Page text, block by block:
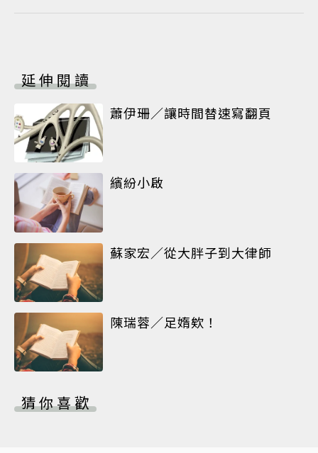
延伸閱讀
蕭伊珊／讓時間替速寫翻頁
繽紛小啟
蘇家宏／從大胖子到大律師
陳瑞蓉／足媠欸！
猜你喜歡